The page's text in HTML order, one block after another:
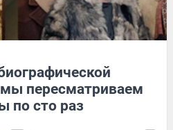
пересматриваем
по сто раз